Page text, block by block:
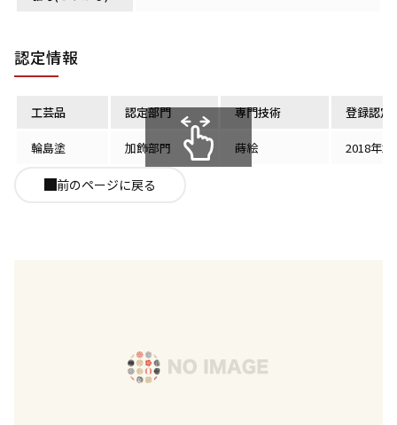
認定情報
工芸品 認定部門 専門技術 登録認定
輪島塗 加飾部門 蒔絵 2018年2
前のページに戻る